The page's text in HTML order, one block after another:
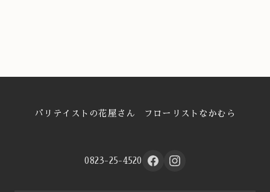
パリテイストの花屋さん フローリストなかむら
0823-25-4520